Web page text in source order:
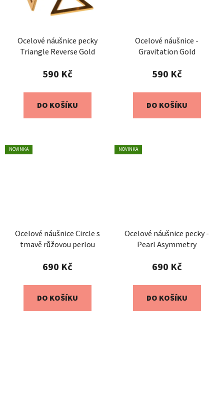
Ocelové náušnice pecky
Triangle Reverse Gold
590 Kč
DO KOŠÍKU
Ocelové náušnice -
Gravitation Gold
590 Kč
DO KOŠÍKU
NOVINKA
Ocelové náušnice Circle s
tmavě růžovou perlou
690 Kč
DO KOŠÍKU
NOVINKA
Ocelové náušnice pecky -
Pearl Asymmetry
690 Kč
DO KOŠÍKU